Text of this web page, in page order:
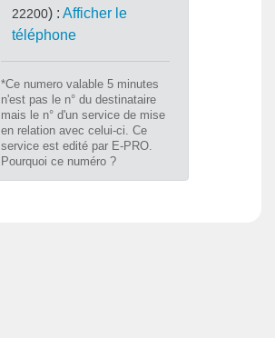
22200) : Afficher le
téléphone
*Ce numero valable 5 minutes
n'est pas le n° du destinataire
mais le n° d'un service de mise
en relation avec celui-ci. Ce
service est edité par E-PRO.
Pourquoi ce numéro ?